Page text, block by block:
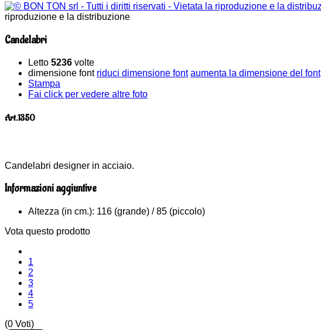
riproduzione e la distribuzione
Candelabri
Letto 5236 volte
dimensione font riduci dimensione font aumenta la dimensione del font
Stampa
Fai click per vedere altre foto
Art.1350
Candelabri designer in acciaio.
Informazioni aggiuntive
Altezza (in cm.): 116 (grande) / 85 (piccolo)
Vota questo prodotto
1
2
3
4
5
(0 Voti)